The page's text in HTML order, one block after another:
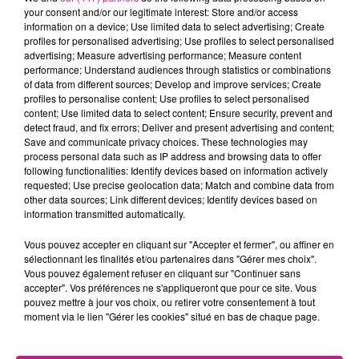
besoin de retrouver une seconde jeunesse. La restauration
est estimée à 240 00 euros.Lorsque les fonds seront réunis,
l'Ecomusée utilisera réellement le séchoir. Le tabac y sera à
nv séché pour expliquer au public l'histoire de cette activité.
Le loto du patrimoine, opération portée par Stéphane Bern
existe depuis 2 ans. En 2019, près de 25 millions d'euros ont
été récoltés 170 sites sont sauvés ou sur le point de l'être.
TITRES DIFFUSÉS Voir plus
14h57
14h57
CLAUDIO CAPEO
14h54
14h54
MARTIN SOLVEIG FEAT.
ANGELE
your consent and/or our legitimate interest: Store and/or access
information on a device; Use limited data to select advertising; Create
profiles for personalised advertising; Use profiles to select personalised
advertising; Measure advertising performance; Measure content
performance; Understand audiences through statistics or combinations
of data from different sources; Develop and improve services; Create
profiles to personalise content; Use profiles to select personalised
content; Use limited data to select content; Ensure security, prevent and
detect fraud, and fix errors; Deliver and present advertising and content;
Save and communicate privacy choices. These technologies may
process personal data such as IP address and browsing data to offer
following functionalities: Identify devices based on information actively
requested; Use precise geolocation data; Match and combine data from
other data sources; Link different devices; Identify devices based on
information transmitted automatically.
Vous pouvez accepter en cliquant sur "Accepter et fermer", ou affiner en
sélectionnant les finalités et/ou partenaires dans "Gérer mes choix".
Vous pouvez également refuser en cliquant sur "Continuer sans
accepter". Vos préférences ne s'appliqueront que pour ce site. Vous
pouvez mettre à jour vos choix, ou retirer votre consentement à tout
moment via le lien "Gérer les cookies" situé en bas de chaque page.